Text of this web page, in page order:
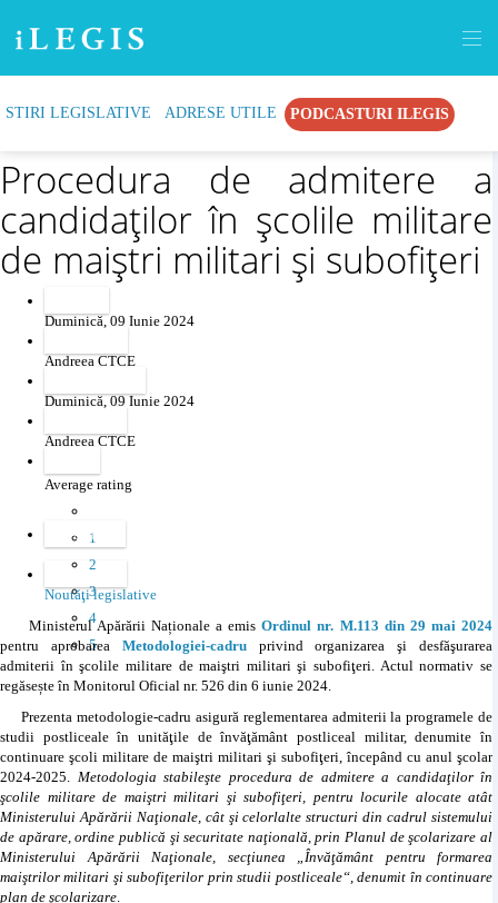
STIRI LEGISLATIVE ADRESE UTILE PODCASTURI ILEGIS
Recommend Print
Procedura de admitere a
candidaţilor în şcolile militare
de maiştri militari şi subofiţeri
Duminică, 09 Iunie 2024
Andreea CTCE
Duminică, 09 Iunie 2024
Andreea CTCE
Average rating
1
2
3
4
5
Favourites
Categories
Noutăţi legislative
Ministerul Apărării Naționale a emisOrdinul nr. M.113 din 29 mai 2024
pentru aprobarea Metodologiei-cadruprivind organizarea şi desfăşurarea
admiterii în şcolile militare de maiştri militari şi subofiţeri. Actul normativ se
regăsește în Monitorul Oficial nr. 526 din 6 iunie 2024.
Prezenta metodologie-cadru asigură reglementarea admiterii la programele de
studii postliceale în unităţile de învăţământ postliceal militar, denumite în
continuare şcoli militare de maiştri militari şi subofiţeri, începând cu anul şcolar
2024-2025. Metodologia stabileşte procedura de admitere a candidaţilor în
şcolile militare de maiştri militari şi subofiţeri, pentru locurile alocate atât
Ministerului Apărării Naţionale, cât şi celorlalte structuri din cadrul sistemului
de apărare, ordine publică şi securitate naţională, prin Planul de şcolarizare al
Ministerului Apărării Naţionale, secţiunea „Învăţământ pentru formarea
maiştrilor militari şi subofiţerilor prin studii postliceale“, denumit în continuare
plan de şcolarizare.